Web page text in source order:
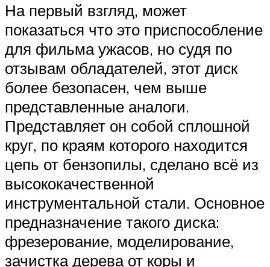
На первый взгляд, может
показаться что это приспособление
для фильма ужасов, но судя по
отзывам обладателей, этот диск
более безопасен, чем выше
представленные аналоги.
Представляет он собой сплошной
круг, по краям которого находится
цепь от бензопилы, сделано всё из
высококачественной
инструментальной стали. Основное
предназначение такого диска:
фрезерование, моделирование,
зачистка дерева от коры и